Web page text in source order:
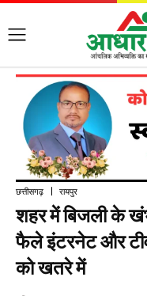
छत्तीसगढ़ रायपुर
शहर में बिजली के
फैले इंटरनेट और
को खतरे में